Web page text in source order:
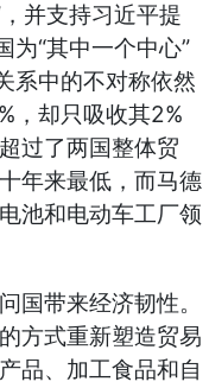
，并支持习近平提
为“其中一个中心”
系中的不对称依然
，却只吸收其2%
过了两国整体贸
年来最低，而马德
池和电动车工厂领
国带来经济韧性。
方式重新塑造贸易
品、加工食品和自